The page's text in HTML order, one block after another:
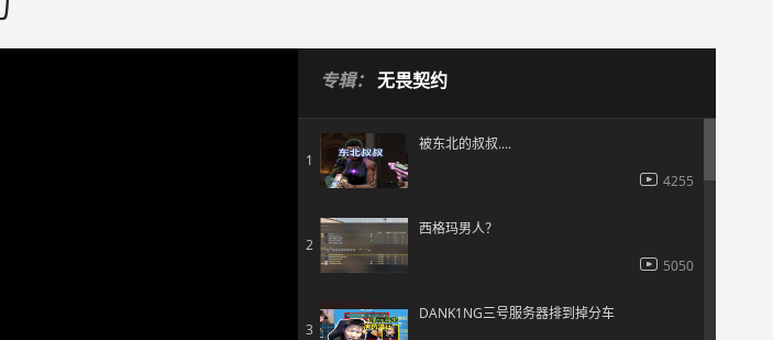
专辑： 无畏契约
1
被东北的叔叔....
4255
2
西格玛男人？
5050
3
DANK1NG三号服务器排到掉分车